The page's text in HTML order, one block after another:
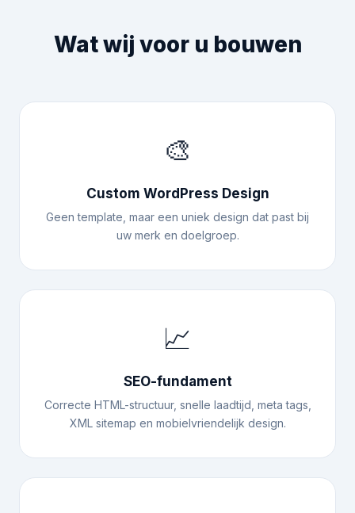
Wat wij voor u bouwen
🎨
Custom WordPress Design
Geen template, maar een uniek design dat past bij
uw merk en doelgroep.
📈
SEO-fundament
Correcte HTML-structuur, snelle laadtijd, meta tags,
XML sitemap en mobielvriendelijk design.